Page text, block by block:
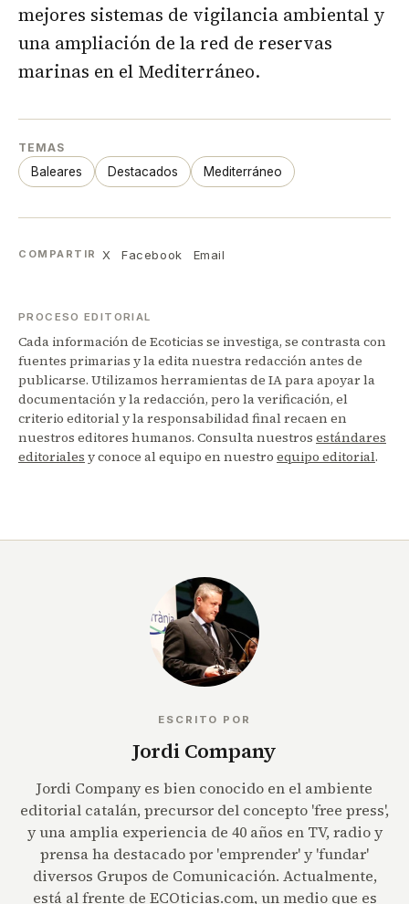
mejores sistemas de vigilancia ambiental y
una ampliación de la red de reservas
marinas en el Mediterráneo.
TEMAS
Baleares Destacados Mediterráneo
COMPARTIR X Facebook Email
PROCESO EDITORIAL
Cada información de Ecoticias se investiga, se contrasta con
fuentes primarias y la edita nuestra redacción antes de
publicarse. Utilizamos herramientas de IA para apoyar la
documentación y la redacción, pero la verificación, el
criterio editorial y la responsabilidad final recaen en
nuestros editores humanos. Consulta nuestros estándares
editoriales y conoce al equipo en nuestro equipo editorial.
ESCRITO POR
Jordi Company
Jordi Company es bien conocido en el ambiente
editorial catalán, precursor del concepto 'free press',
y una amplia experiencia de 40 años en TV, radio y
prensa ha destacado por 'emprender' y 'fundar'
diversos Grupos de Comunicación. Actualmente,
está al frente de ECOticias.com, un medio que es